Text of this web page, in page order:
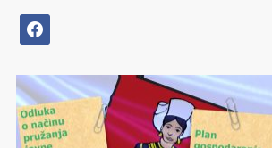
facebook